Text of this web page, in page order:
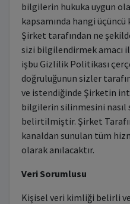
bilgilerin hukuka uygun
kapsamında hangi üçüncü
Şirket tarafından ne
sizi bilgilendirmek amacı
işbu Gizlilik Politikası
doğruluğunun sizler
ve istendiğinde Şirketin
bilgilerin silinmesini nasıl
belirtilmiştir. Şirket
kanaldan sunulan tüm
olarak anılacaktır.
Veri Sorumlusu
Kişisel veri kimliği belirli